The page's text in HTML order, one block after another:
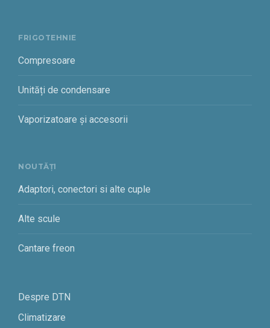
FRIGOTEHNIE
Compresoare
Unități de condensare
Vaporizatoare și accesorii
NOUTĂȚI
Adaptori, conectori si alte cuple
Alte scule
Cantare freon
Despre DTN
Climatizare